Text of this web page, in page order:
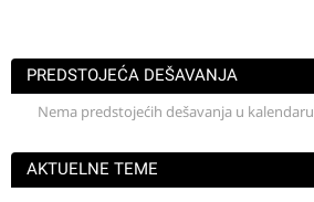
PREDSTOJEĆA DEŠAVANJA
Nema predstojećih dešavanja u
AKTUELNE TEME